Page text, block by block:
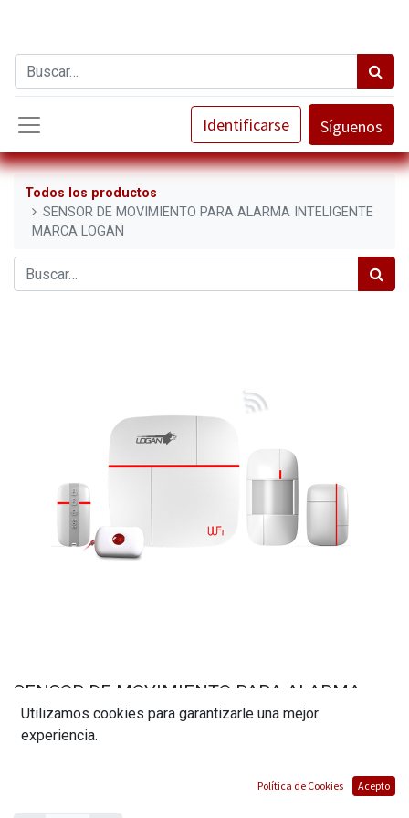
Identificarse Síguenos
Todos los productos
SENSOR DE MOVIMIENTO PARA ALARMA INTELIGENTE
MARCA LOGAN
SENSOR DE MOVIMIENTO PARA ALARMA
INTELIGENTE MARCA LOGAN
Utilizamos cookies para garantizarle una mejor
experiencia.
Política de Cookies Acepto